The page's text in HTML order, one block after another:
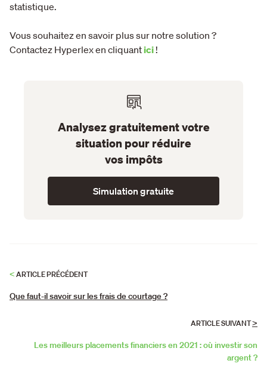
statistique.
Vous souhaitez en savoir plus sur notre solution ?
Contactez Hyperlex en cliquantici!
Analysez gratuitement votre
situation pour réduire
vos impôts
Simulation gratuite
<ARTICLE PRÉCÉDENT
Que faut-il savoir sur les frais de courtage ?
ARTICLE SUIVANT>
Les meilleurs placements financiers en 2021 : où investir son
argent ?